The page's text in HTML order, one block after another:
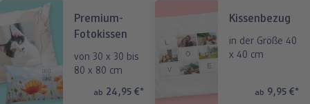
Fotosticker
Fotoaufsteller mit Standfuß
Biometrisches Passbild
Poster mit Rahmen
Mehrteilige Bilder
Fotoleiste
Baby & Kind
Für unterwegs
Geschenkboxen
Klappkarten
Foto- & Postkarten
Karte mit Einsteckfoto
Markt
Premium-
Fotokissen
von 30 x 30 bis
80 x 80 cm
ab 24,95 €*
Kissenbezug
in der Größe 40
x 40 cm
ab 9,95 €*